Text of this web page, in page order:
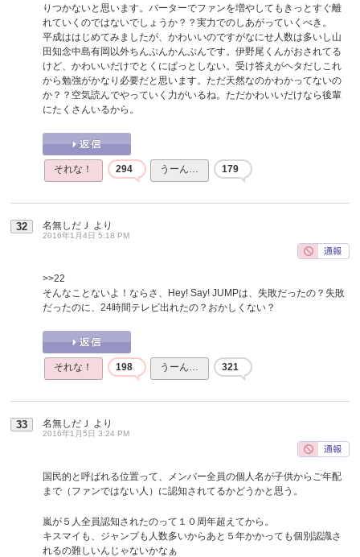
りつかないと思います。バーターでファンを増やしてもきっとすぐ離
れていくのではないでしょうか？？実力でのしあがっていくべき。
平成ははじめてみましたが、かわいいのですがなにせ人数は多いし山
田知念中島有岡以外ちんぷんかんぷんです。伊野尾くんがおされてる
けど、かわいいだけでとくにぱっとしない。受け答えがヘタだしこれ
から勉強がかなり必要だと思います。ただ天然なのかわかってないの
か？？空気読んでやっていく力がいるね。ただかわいいだけなら後輩
にたくさんいるから。
それな！ 294 うーん… 179
32 名無しだＪ より
2016年1月4日 5:18 PM
>>22
そんなことないよ！ならさ、Hey! Say! JUMPは、失敗だったの？失敗
だったのに、24時間テレビ出れたの？おかしくない？
それな！ 198 うーん… 321
33 名無しだＪ より
2016年1月5日 3:24 PM
国民的と呼ばれる位置って、メンバー全員の個人名が子供からご年配
まで（ファンではない人）に認知されてるかどうかと思う。
嵐が５人全員認知されたのって１０周年超えてから。
キスマイも、ジャンプも人数多いからあと５年かかっても個別認識さ
れるの難しいんじゃないかなぁ